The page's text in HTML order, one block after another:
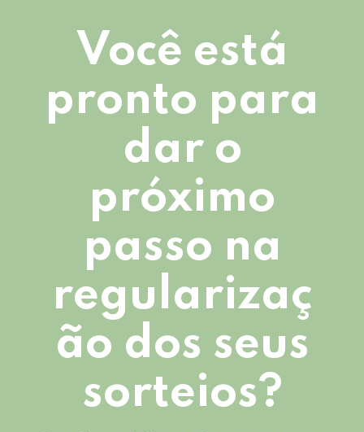
Você está
pronto para
dar o
próximo
passo na
regularizaç
ão dos seus
sorteios?